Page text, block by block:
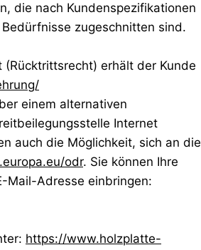
die nach Kundenspezifikationen
zugeschnitten sind.
erhält der Kunde
einem alternativen
Internet
auch die Möglichkeit, sich an die
odr. Sie können Ihre
Mail-Adresse einbringen:
https://www.holzplatte-